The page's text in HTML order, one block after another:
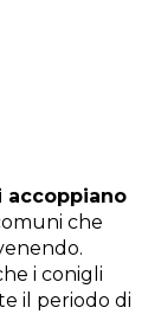
accoppiano
che
i conigli
il periodo di